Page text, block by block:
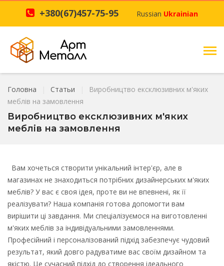
+380(67)457-75-95 Russian Ukrainian
Головна Статьи
Виробництво ексклюзивних м'яких
меблів на замовлення
Виробництво ексклюзивних м'яких
меблів на замовлення
Вам хочеться створити унікальний інтер'єр, але в
магазинах не знаходиться потрібних дизайнерських м'яких
меблів? У вас є своя ідея, проте ви не впевнені, як її
реалізувати? Наша компанія готова допомогти вам
вирішити ці завдання. Ми спеціалізуємося на виготовленні
м'яких меблів за індивідуальними замовленнями.
Професійний і персоналізований підхід забезпечує чудовий
результат, який довго радуватиме вас своїм дизайном та
якістю. Це сучасний підхід до створення ідеального